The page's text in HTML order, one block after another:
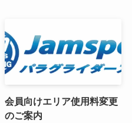
会員向けエリア使用料変更
のご案内